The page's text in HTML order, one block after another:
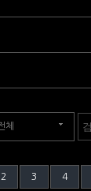
체
2 3 4